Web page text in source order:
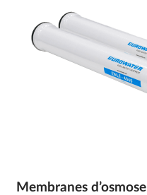
Membranes d’osmose